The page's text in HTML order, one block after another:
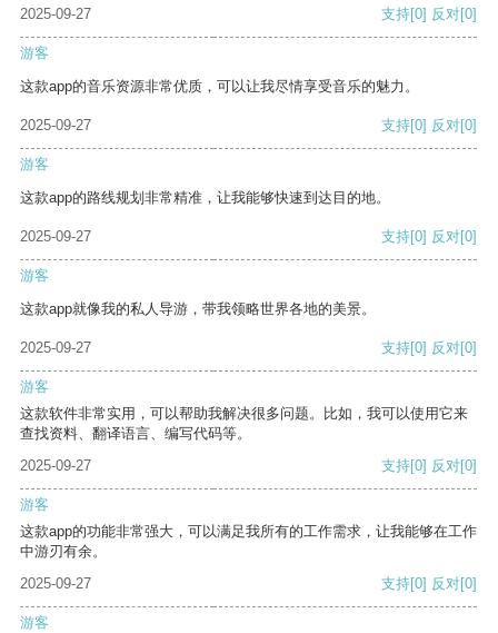
2025-09-27
支持[0] 反对[0]
游客
这款app的音乐资源非常优质，可以让我尽情享受音乐的魅力。
2025-09-27 支持[0] 反对[0]
游客
这款app的路线规划非常精准，让我能够快速到达目的地。
2025-09-27 支持[0] 反对[0]
游客
这款app就像我的私人导游，带我领略世界各地的美景。
2025-09-27 支持[0] 反对[0]
游客
这款软件非常实用，可以帮助我解决很多问题。比如，我可以使用它来
查找资料、翻译语言、编写代码等。
2025-09-27
支持[0] 反对[0]
游客
这款app的功能非常强大，可以满足我所有的工作需求，让我能够在工作
中游刃有余。
2025-09-27
支持[0] 反对[0]
游客